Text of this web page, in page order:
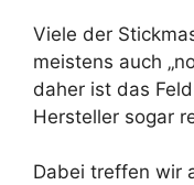
Viele der
meistens auch
daher ist das
Hersteller sogar
Dabei treffen wir